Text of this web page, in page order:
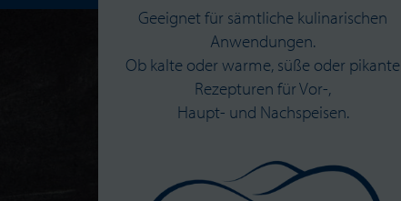
Geeignet für sämtliche kulinarischen
Anwendungen.
Ob kalte oder warme, süße oder pikante
Rezepturen für Vor-,
Haupt- und Nachspeisen.